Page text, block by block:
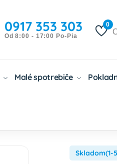
0917 353 303
Od 8:00 - 17:00 Po-Pia
0
Malé spotrebiče
Skladom(1-